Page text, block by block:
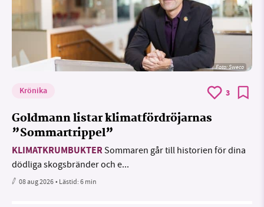
Foto: Sweco
Krönika 3
Goldmann listar klimatfördröjarnas
”Sommartrippel”
KLIMATKRUMBUKTERSommaren går till historien för dina
dödliga skogsbränder och e...
08 aug 2026• Lästid:6 min